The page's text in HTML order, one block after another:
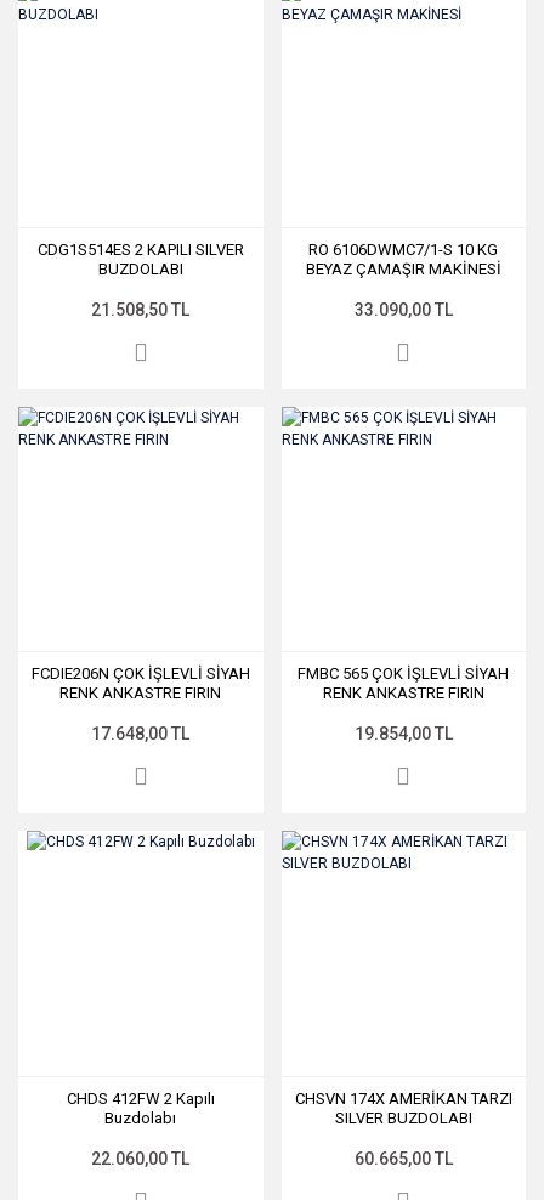
CDG1S514ES 2 KAPILI SILVER
BUZDOLABI
21.508,50 TL
RO 6106DWMC7/1-S 10 KG
BEYAZ ÇAMAŞIR MAKİNESİ
33.090,00 TL
FCDIE206N ÇOK İŞLEVLİ SİYAH
RENK ANKASTRE FIRIN
17.648,00 TL
FMBC 565 ÇOK İŞLEVLİ SİYAH
RENK ANKASTRE FIRIN
19.854,00 TL
CHDS 412FW 2 Kapılı
Buzdolabı
22.060,00 TL
CHSVN 174X AMERİKAN TARZI
SILVER BUZDOLABI
60.665,00 TL